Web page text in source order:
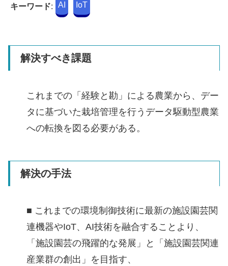
キーワード: AI IoT
解決すべき課題
これまでの「経験と勘」による農業から、デー
タに基づいた栽培管理を行うデータ駆動型農業
への転換を図る必要がある。
解決の手法
■ これまでの環境制御技術に最新の施設園芸関
連機器やIoT、AI技術を融合することより、
「施設園芸の飛躍的な発展」と「施設園芸関連
産業群の創出」を目指す、